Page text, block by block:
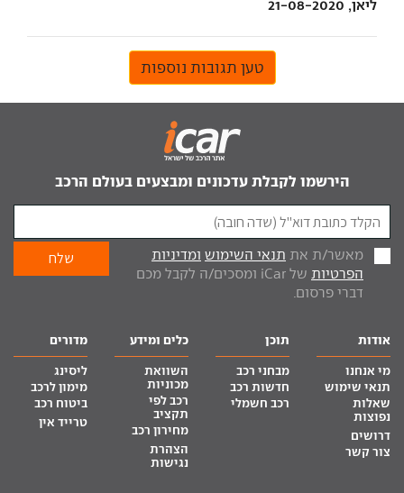
ליאן, 21-08-2020
טען תגובות נוספות
הירשמו לקבלת עדכונים ומבצעים בעולם הרכב
מאשר/ת את תנאי השימוש ומדיניות
הפרטיות
של iCar ומסכים/ה לקבל מכם
דברי פרסום.
אודות
מי אנחנו
תנאי שימוש
שאלות
נפוצות
דרושים
צור קשר
תוכן
מבחני רכב
חדשות רכב
רכב חשמלי
כלים ומידע
השוואת
מכוניות
רכב לפי
תקציב
מחירון רכב
הצהרת
נגישות
מדורים
ליסינג
מימון לרכב
ביטוח רכב
טרייד אין